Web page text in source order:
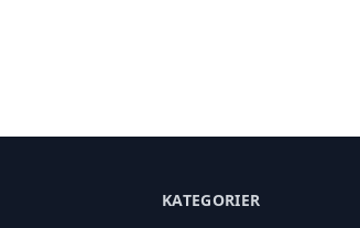
KATEGORIER